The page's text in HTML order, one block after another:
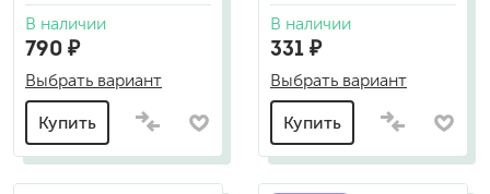
В наличии
790 ₽
Выбрать вариант
Купить
В наличии
331 ₽
Выбрать вариант
Купить